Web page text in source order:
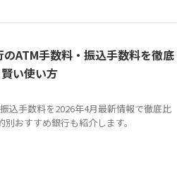
のATM手数料・振込手数料を徹底
い使い方
込手数料を2026年4月最新情報で徹底比
おすすめ銀行も紹介します。